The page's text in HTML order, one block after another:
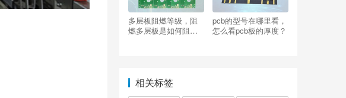
多层板阻燃等级，阻
燃多层板是如何阻燃
pcb的型号在哪里看，
怎么看pcb板的厚度？
相关标签